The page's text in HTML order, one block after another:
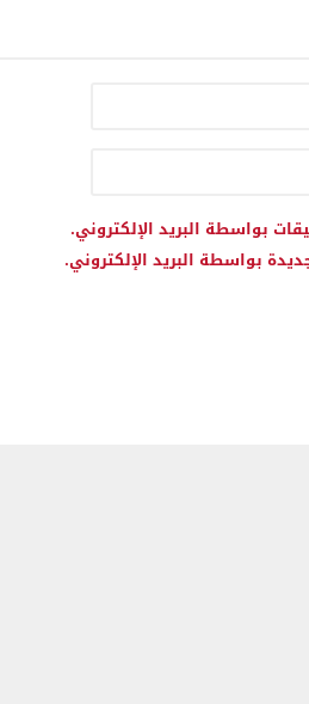
بواسطة البريد الإلكتروني.
بواسطة البريد الإلكتروني.